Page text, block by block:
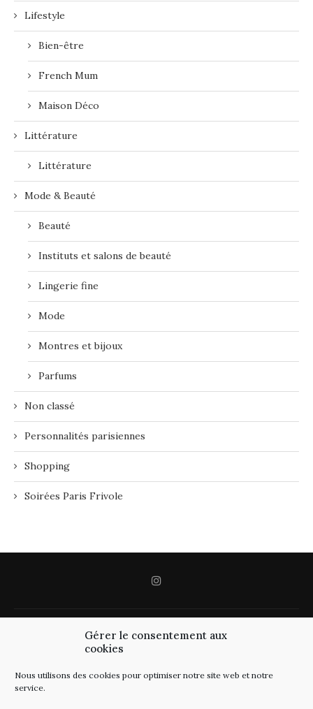
Gérer le consentement aux
cookies
Nous utilisons des cookies pour optimiser notre site web et notre
service.
Lifestyle
Bien-être
French Mum
Maison Déco
Littérature
Littérature
Mode & Beauté
Beauté
Instituts et salons de beauté
Lingerie fine
Mode
Montres et bijoux
Parfums
Non classé
Personnalités parisiennes
Shopping
Soirées Paris Frivole